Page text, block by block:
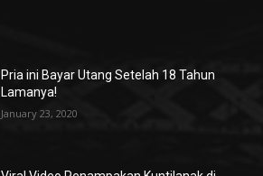
Pria ini Bayar Utang Setelah 18 Tahun
Lamanya!
January 23, 2020